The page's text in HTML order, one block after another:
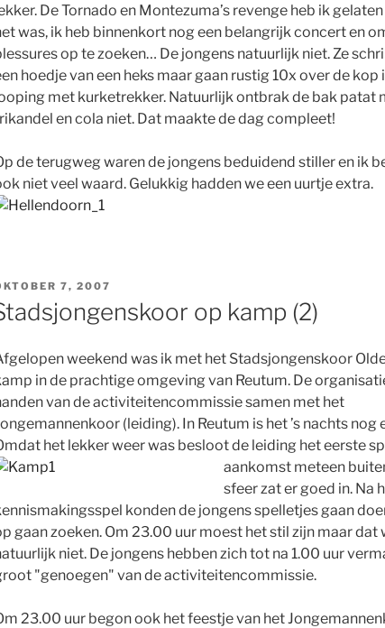
De Tornado en Montezuma’s revenge heb ik
was, ik heb binnenkort nog een belangrijk concert en
op te zoeken… De jongens natuurlijk niet. Ze
hoedje van een heks maar gaan rustig 10x over de kop
met kurketrekker. Natuurlijk ontbrak de bak patat
en cola niet. Dat maakte de dag compleet!
de terugweg waren de jongens beduidend stiller en ik
niet veel waard. Gelukkig hadden we een uurtje extra.
7, 2007
op kamp (2)
weekend was ik met het Stadsjongenskoor
in de prachtige omgeving van Reutum. De
van de activiteitencommissie samen met het
(leiding). In Reutum is het ’s nachts nog
het lekker weer was besloot de leiding het eerste
aankomst meteen
sfeer zat er goed in. Na
konden de jongens spelletjes gaan
gaan zoeken. Om 23.00 uur moest het stil zijn maar dat
niet. De jongens hebben zich tot na 1.00 uur
"genoegen" van de activiteitencommissie.
23.00 uur begon ook het feestje van het